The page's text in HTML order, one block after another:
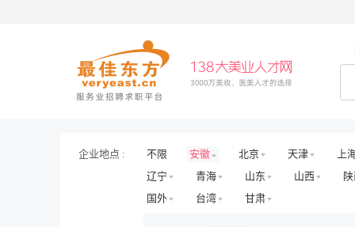
企业地点 : 不限 安徽 北京 天津
上
辽宁
青海 山东 山西
国外
台湾 甘肃